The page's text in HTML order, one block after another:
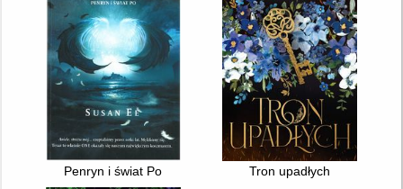
Penryn i świat Po Tron upadłych